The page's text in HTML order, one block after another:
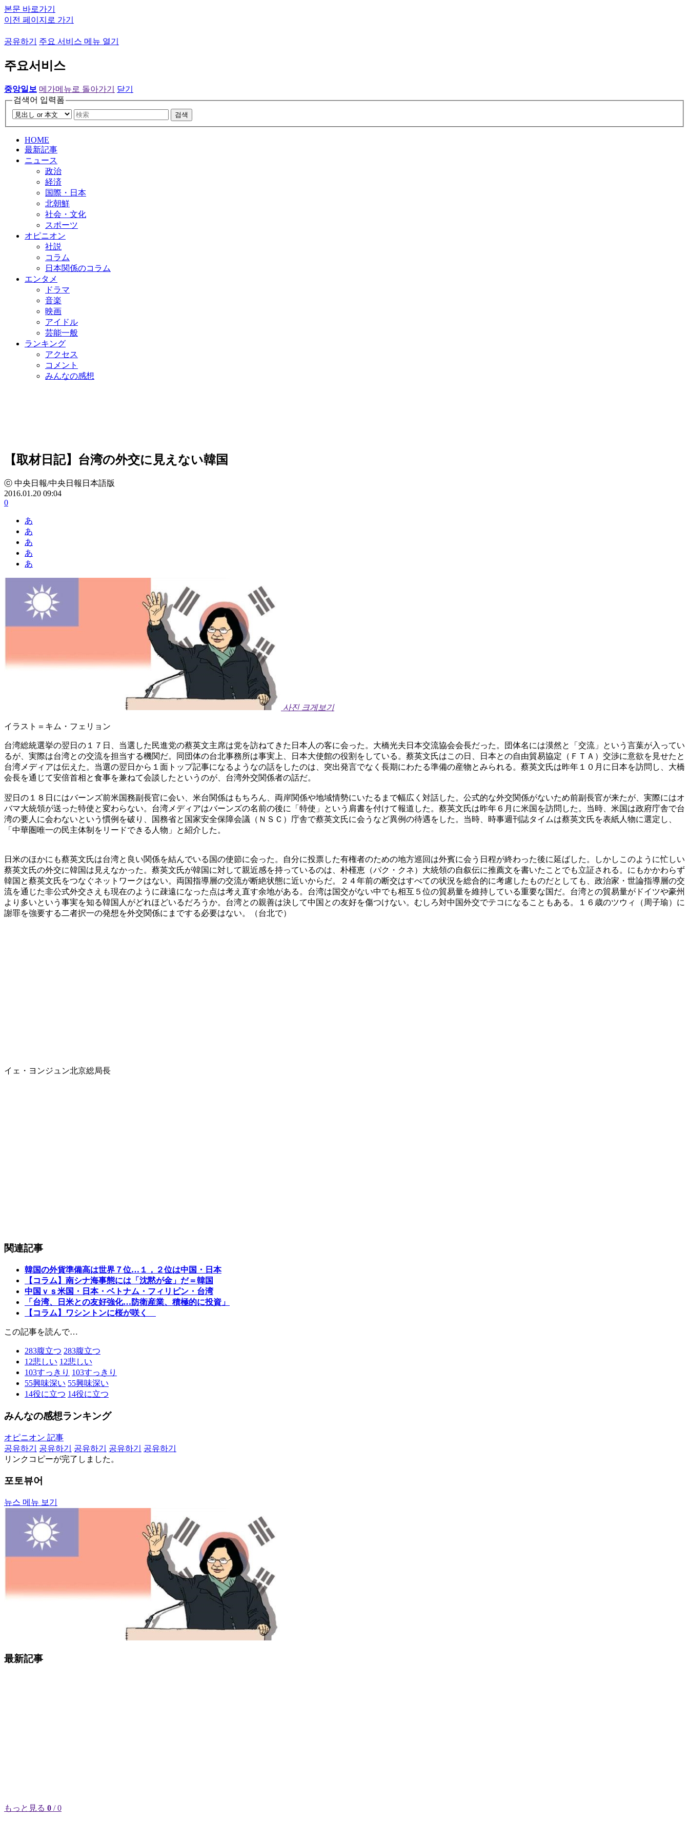
본문 바로가기
이전 페이지로 가기
공유하기 주요 서비스 메뉴 열기
주요서비스
중앙일보 메가메뉴로 돌아가기
닫기
검색어 입력폼
검색
HOME
最新記事
ニュース
政治
経済
国際・日本
北朝鮮
社会・文化
スポーツ
オピニオン
社説
コラム
日本関係のコラム
エンタメ
ドラマ
音楽
映画
アイドル
芸能一般
ランキング
アクセス
コメント
みんなの感想
【取材日記】台湾の外交に見えない韓国
ⓒ 中央日報/中央日報日本語版
2016.01.20 09:04
0
あ
あ
あ
あ
あ
사진 크게보기
イラスト＝キム・フェリョン
台湾総統選挙の翌日の１７日、当選した民進党の蔡英文主席は党を訪ねてきた日本人の客に会った。大橋光夫日本交流協会会長だった。団体名には漠然と「交流」という言葉が入ってい
るが、実際は台湾との交流を担当する機関だ。同団体の台北事務所は事実上、日本大使館の役割をしている。蔡英文氏はこの日、日本との自由貿易協定（ＦＴＡ）交渉に意欲を見せたと
台湾メディアは伝えた。当選の翌日から１面トップ記事になるようなの話をしたのは、突出発言でなく長期にわたる準備の産物とみられる。蔡英文氏は昨年１０月に日本を訪問し、大橋
会長を通じて安倍首相と食事を兼ねて会談したというのが、台湾外交関係者の話だ。
翌日の１８日にはバーンズ前米国務副長官に会い、米台関係はもちろん、両岸関係や地域情勢にいたるまで幅広く対話した。公式的な外交関係がないため前副長官が来たが、実際にはオ
バマ大統領が送った特使と変わらない。台湾メディアはバーンズの名前の後に「特使」という肩書を付けて報道した。蔡英文氏は昨年６月に米国を訪問した。当時、米国は政府庁舎で台
湾の要人に会わないという慣例を破り、国務省と国家安全保障会議（ＮＳＣ）庁舎で蔡英文氏に会うなど異例の待遇をした。当時、時事週刊誌タイムは蔡英文氏を表紙人物に選定し、
「中華圏唯一の民主体制をリードできる人物」と紹介した。
日米のほかにも蔡英文氏は台湾と良い関係を結んでいる国の使節に会った。自分に投票した有権者のための地方巡回は外賓に会う日程が終わった後に延ばした。しかしこのように忙しい
蔡英文氏の外交に韓国は見えなかった。蔡英文氏が韓国に対して親近感を持っているのは、朴槿恵（パク・クネ）大統領の自叙伝に推薦文を書いたことでも立証される。にもかかわらず
韓国と蔡英文氏をつなぐネットワークはない。両国指導層の交流が断絶状態に近いからだ。２４年前の断交はすべての状況を総合的に考慮したものだとしても、政治家・世論指導層の交
流を通じた非公式外交さえも現在のように疎遠になった点は考え直す余地がある。台湾は国交がない中でも相互５位の貿易量を維持している重要な国だ。台湾との貿易量がドイツや豪州
より多いという事実を知る韓国人がどれほどいるだろうか。台湾との親善は決して中国との友好を傷つけない。むしろ対中国外交でテコになることもある。１６歳のツウィ（周子瑜）に
謝罪を強要する二者択一の発想を外交関係にまでする必要はない。（台北で）
イェ・ヨンジュン北京総局長
関連記事
韓国の外貨準備高は世界７位…１，２位は中国・日本
【コラム】南シナ海事態には「沈黙が金」だ＝韓国
中国ｖｓ米国・日本・ベトナム・フィリピン・台湾
「台湾、日米との友好強化…防衛産業、積極的に投資」
【コラム】ワシントンに桜が咲く
この記事を読んで…
283腹立つ 283腹立つ
12悲しい 12悲しい
103すっきり 103すっきり
55興味深い 55興味深い
14役に立つ 14役に立つ
みんなの感想ランキング
オピニオン 記事
공유하기
공유하기 공유하기 공유하기
공유하기
リンクコピーが完了しました。
포토뷰어
뉴스 메뉴 보기
最新記事
もっと見る 0 / 0